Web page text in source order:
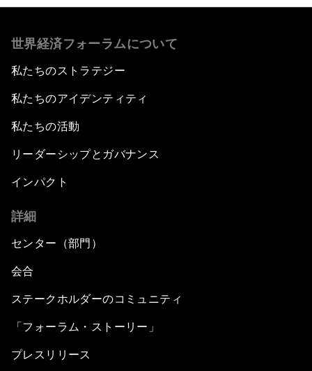
世界経済フォーラムについて
私たちのストラテジー
私たちのアイデンティティ
私たちの活動
リーダーシップとガバナンス
インパクト
詳細
センター（部門）
会合
ステークホルダーのコミュニティ
「フォーラム・ストーリー」
プレスリリース